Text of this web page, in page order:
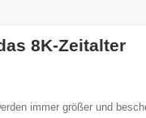
8K-Zeitalter
immer größer und